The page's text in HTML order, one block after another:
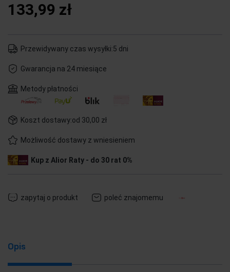
133,99 zł
Przewidywany czas wysyłki:5 dni
Gwarancja na 24 miesiące
Metody płatności
Koszt dostawy:od 30,00 zł
Możliwość dostawy z wniesieniem
Kup z Alior Raty - do 30 rat 0%
zapytaj o produkt poleć znajomemu
Opis